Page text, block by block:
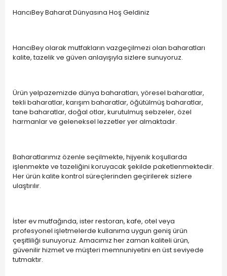
HancıBey Baharat Dünyasına Hoş Geldiniz
HancıBey olarak mutfakların vazgeçilmezi olan baharatları
kalite, tazelik ve güven anlayışıyla sizlere sunuyoruz.
Ürün yelpazemizde dünya baharatları, yöresel baharatlar,
tekli baharatlar, karışım baharatlar, öğütülmüş baharatlar,
tane baharatlar, doğal otlar, kurutulmuş sebzeler, özel
harmanlar ve geleneksel lezzetler yer almaktadır.
Baharatlarımız özenle seçilmekte, hijyenik koşullarda
işlenmekte ve tazeliğini koruyacak şekilde paketlenmektedir.
Her ürün kalite kontrol süreçlerinden geçirilerek sizlere
ulaştırılır.
İster ev mutfağında, ister restoran, kafe, otel veya
profesyonel işletmelerde kullanıma uygun geniş ürün
çeşitliliği sunuyoruz. Amacımız her zaman kaliteli ürün,
güvenilir hizmet ve müşteri memnuniyetini en üst seviyede
tutmaktır.